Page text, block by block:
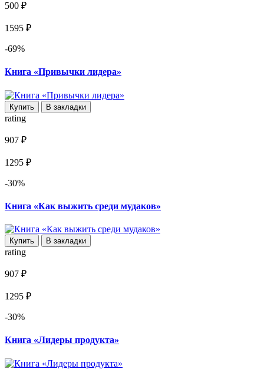
500 ₽
1595 ₽
-69%
Книга «Привычки лидера»
Купить В закладки
rating
907 ₽
1295 ₽
-30%
Книга «Как выжить среди мудаков»
Купить В закладки
rating
907 ₽
1295 ₽
-30%
Книга «Лидеры продукта»